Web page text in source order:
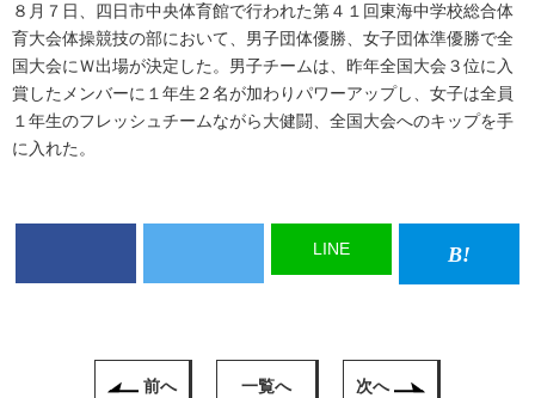
８月７日、四日市中央体育館で行われた第４１回東海中学校総合体
育大会体操競技の部において、男子団体優勝、女子団体準優勝で全
国大会にＷ出場が決定した。男子チームは、昨年全国大会３位に入
賞したメンバーに１年生２名が加わりパワーアップし、女子は全員
１年生のフレッシュチームながら大健闘、全国大会へのキップを手
に入れた。
LINE
前へ 一覧へ 次へ